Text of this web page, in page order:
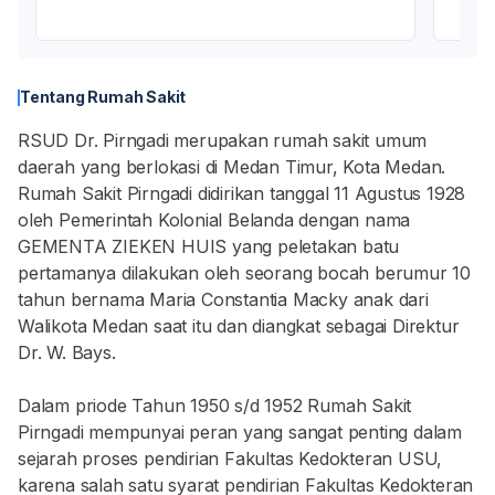
Tentang Rumah Sakit
RSUD Dr. Pirngadi merupakan rumah sakit umum
daerah yang berlokasi di Medan Timur, Kota Medan.
Rumah Sakit Pirngadi didirikan tanggal 11 Agustus 1928
oleh Pemerintah Kolonial Belanda dengan nama
GEMENTA ZIEKEN HUIS yang peletakan batu
pertamanya dilakukan oleh seorang bocah berumur 10
tahun bernama Maria Constantia Macky anak dari
Walikota Medan saat itu dan diangkat sebagai Direktur
Dr. W. Bays.
Dalam priode Tahun 1950 s/d 1952 Rumah Sakit
Pirngadi mempunyai peran yang sangat penting dalam
sejarah proses pendirian Fakultas Kedokteran USU,
karena salah satu syarat pendirian Fakultas Kedokteran